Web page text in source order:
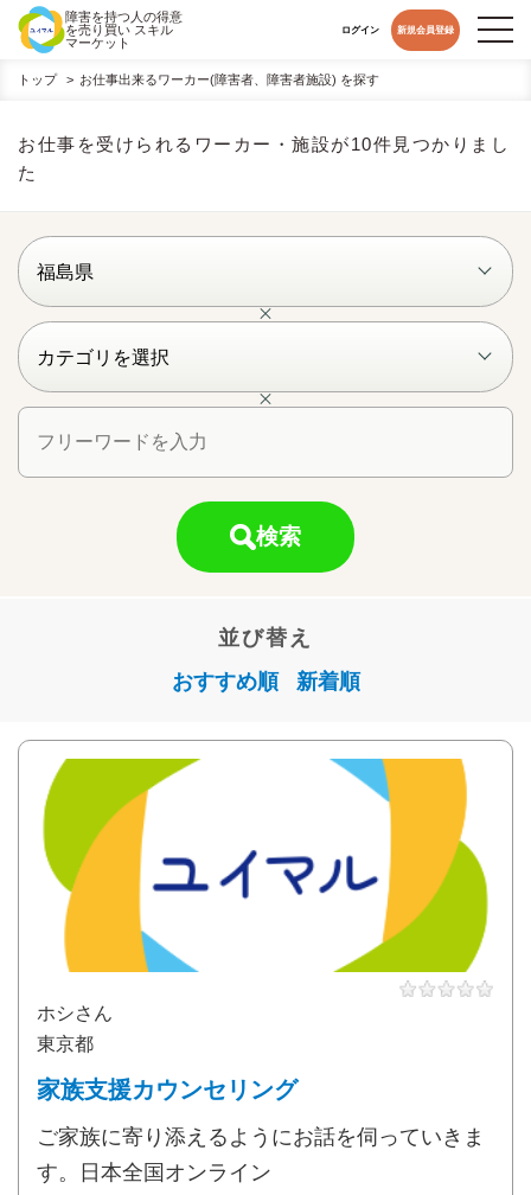
障害を持つ人の得意
を売り買い スキル
マーケット
ログイン 新規会員登録
トップ お仕事出来るワーカー(障害者、障害者施設) を探す
お仕事を受けられるワーカー・施設が10件見つかりまし
た
検索
並び替え
おすすめ順
新着順
ホシさん
東京都
家族支援カウンセリング
ご家族に寄り添えるようにお話を伺っていきま
す。日本全国オンライン